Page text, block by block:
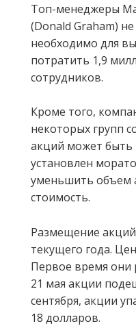
Топ-менеджеры
(Donald Graham)
необходимо для
потратить 1,9
сотрудников.
Кроме того,
некоторых групп
акций может быть
установлен
уменьшить объем
стоимость.
Размещение акций
текущего года.
Первое время они
21 мая акции
сентября, акции
18 долларов.